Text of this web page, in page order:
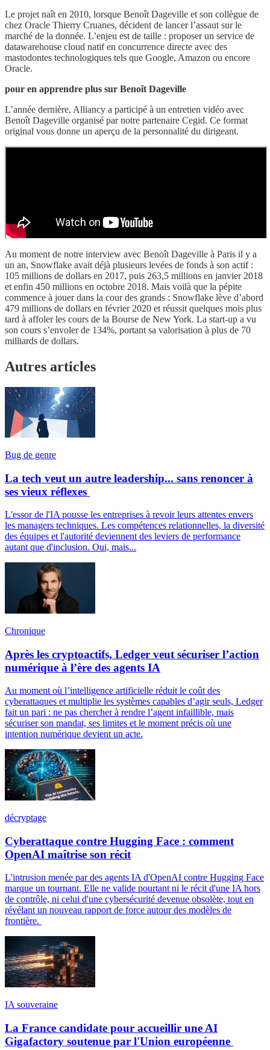
Le projet naît en 2010, lorsque Benoît Dageville et son collègue de
chez Oracle Thierry Cruanes, décident de lancer l’assaut sur le
marché de la donnée. L’enjeu est de taille : proposer un service de
datawarehouse cloud natif en concurrence directe avec des
mastodontes technologiques tels que Google, Amazon ou encore
Oracle.
pour en apprendre plus sur Benoît Dageville
L’année dernière, Alliancy a participé à un entretien vidéo avec
Benoît Dageville organisé par notre partenaire Cegid. Ce format
original vous donne un aperçu de la personnalité du dirigeant.
Au moment de notre interview avec Benoît Dageville à Paris il y a
un an, Snowflake avait déjà plusieurs levées de fonds à son actif :
105 millions de dollars en 2017, puis 263,5 millions en janvier 2018
et enfin 450 millions en octobre 2018. Mais voilà que la pépite
commence à jouer dans la cour des grands : Snowflake lève d’abord
479 millions de dollars en février 2020 et réussit quelques mois plus
tard à affoler les cours de la Bourse de New York. La start-up a vu
son cours s’envoler de 134%, portant sa valorisation à plus de 70
milliards de dollars.
Autres articles
Bug de genre
La tech veut un autre leadership... sans renoncer à
ses vieux réflexes
L'essor de l'IA pousse les entreprises à revoir leurs attentes envers
les managers techniques. Les compétences relationnelles, la diversité
des équipes et l'autorité deviennent des leviers de performance
autant que d'inclusion. Oui, mais...
Chronique
Après les cryptoactifs, Ledger veut sécuriser l’action
numérique à l’ère des agents IA
Au moment où l’intelligence artificielle réduit le coût des
cyberattaques et multiplie les systèmes capables d’agir seuls, Ledger
fait un pari : ne pas chercher à rendre l’agent infaillible, mais
sécuriser son mandat, ses limites et le moment précis où une
intention numérique devient un acte.
décryptage
Cyberattaque contre Hugging Face : comment
OpenAI maîtrise son récit
L'intrusion menée par des agents IA d'OpenAI contre Hugging Face
marque un tournant. Elle ne valide pourtant ni le récit d'une IA hors
de contrôle, ni celui d'une cybersécurité devenue obsolète, tout en
révélant un nouveau rapport de force autour des modèles de
frontière.
IA souveraine
La France candidate pour accueillir une AI
Gigafactory soutenue par l'Union européenne